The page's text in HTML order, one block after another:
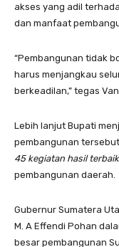
akses yang adil
dan manfaat
“Pembangunan tidak
harus menjangkau
berkeadilan,” tegas
Lebih lanjut Bupati
pembangunan
45 kegiatan hasil
pembangunan daerah.
Gubernur Sumatera
M. A Effendi Pohan
besar pembangunan